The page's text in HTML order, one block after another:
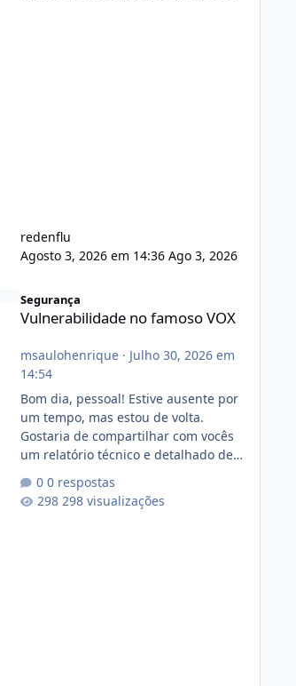
redenflu
Agosto 3, 2026 em 14:36 Ago 3, 2026
no famoso VOX
Segurança
Vulnerabilidade no famoso VOX
msaulohenrique· Julho 30, 2026 em
14:54
Bom dia, pessoal! Estive ausente por
um tempo, mas estou de volta.
Gostaria de compartilhar com vocês
um relatório técnico e detalhado de
conformidade referente
ao VOXPANEL (versão atualmente em
0 respostas
298 visualizações